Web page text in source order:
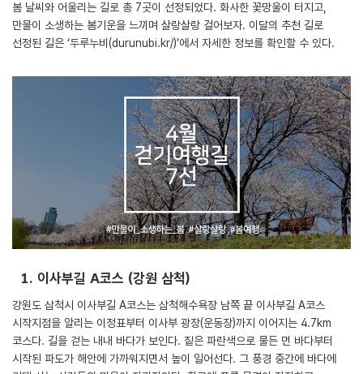
봄 날씨와 어울리는 길로 총 7곳이 선정되었다. 화사한 꽃망울이 터지고,
만물이 소생하는 봄기운을 느끼며 살랑살랑 걸어보자. 이달의 추천 길로
선정된 길은 ‘두루누비(durunubi.kr/)’에서 자세한 정보를 확인할 수 있다.
1. 이사부길 A코스 (강원 삼척)
강원도 삼척시 이사부길 A코스는 삼척해수욕장 남쪽 끝 이사부길 A코스
시작지점을 알리는 이정표부터 이사부 광장(운동장)까지 이어지는 4.7km
코스다. 길을 걷는 내내 바다가 보인다. 짙은 파란색으로 물든 먼 바다부터
시작된 파도가 해안에 가까워지면서 높이 일어선다. 그 풍경 중간에 바다에